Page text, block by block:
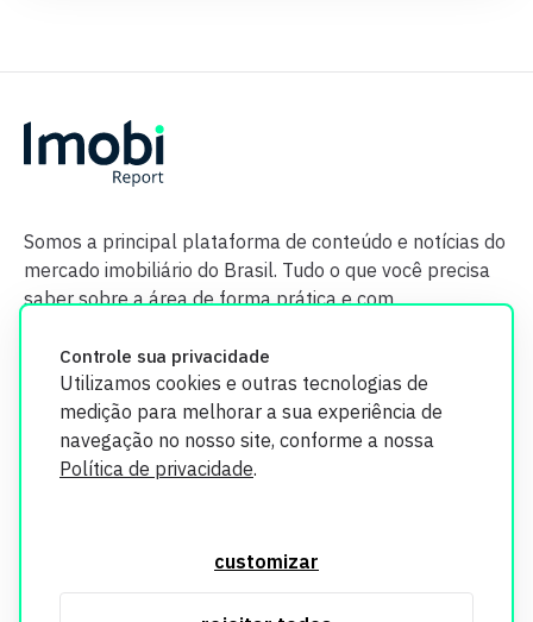
Controle sua privacidade
Utilizamos cookies e outras tecnologias de
medição para melhorar a sua experiência de
navegação no nosso site, conforme a nossa
Política de privacidade.
customizar
Somos a principal plataforma de conteúdo e notícias do
mercado imobiliário do Brasil. Tudo o que você precisa
saber sobre a área de forma prática e com
segurança. Todos os dados coletados em nosso site são
utilizados exclusivamente para fins de aprimoramento de